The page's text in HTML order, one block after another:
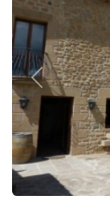
Anterior